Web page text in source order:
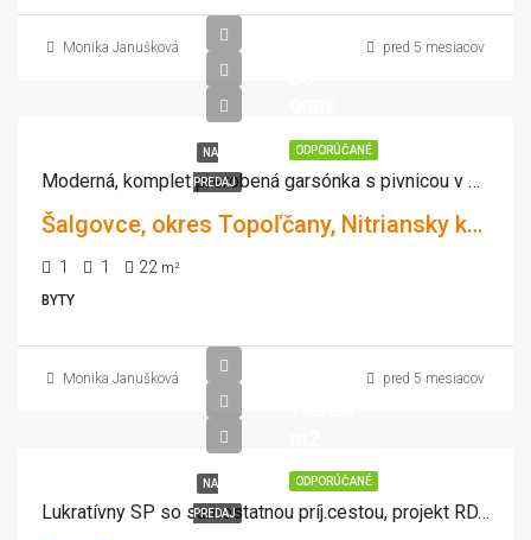
Monika Janušková pred 5 mesiacov
ODPORÚČANÉ
NA
PREDAJ Moderná, komplet prerobená garsónka s pivnicou v obci Šalgovce-ihneď voľná !
Šalgovce, okres Topoľčany, Nitriansky kraj, Západné Slovensko, 956 06, Slovensko
1 1 22 m²
BYTY
Monika Janušková pred 5 mesiacov
ODPORÚČANÉ
NA
PREDAJ Lukratívny SP so samostatnou príj.cestou, projekt RD, 990 m2